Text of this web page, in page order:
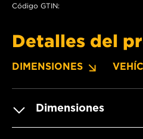
Código GTIN:
Detalles del
DIMENSIONES
Dimensiones